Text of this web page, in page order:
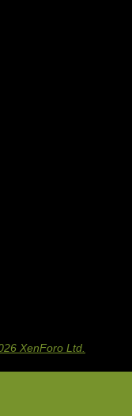
XenForo Ltd.